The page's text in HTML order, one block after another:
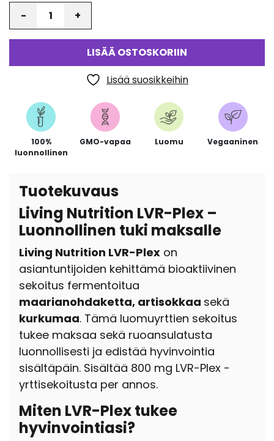
LISÄÄ OSTOSKORIIN
Lisää suosikkeihin
100%
luonnollinen
GMO-vapaa Luomu Vegaaninen
Tuotekuvaus
Living Nutrition LVR-Plex –
Luonnollinen tuki maksalle
Living Nutrition LVR-Plex on
asiantuntijoiden kehittämä bioaktiivinen
sekoitus fermentoitua
maarianohdaketta, artisokkaa sekä
kurkumaa. Tämä luomuyrttien sekoitus
tukee maksaa sekä ruoansulatusta
luonnollisesti ja edistää hyvinvointia
sisältäpäin. Sisältää 800 mg LVR-Plex -
yrttisekoitusta per annos.
Miten LVR-Plex tukee
hyvinvointiasi?